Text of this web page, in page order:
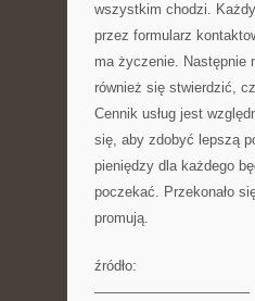
wszystkim chodzi.
przez formularz
ma życzenie. Następnie
również się stwierdzić,
Cennik usług jest
się, aby zdobyć lepszą
pieniędzy dla każdego
poczekać. Przekonało
promują.
źródło:
———————————